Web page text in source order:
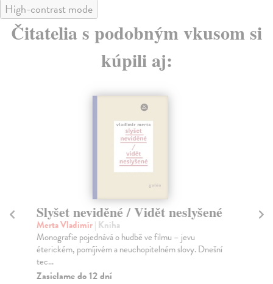
High-contrast mode
Čitatelia s podobným vkusom si
kúpili aj:
Slyšet neviděné / Vidět neslyšené
Merta Vladimír| Kniha
Monografie pojednává o hudbě ve filmu – jevu
éterickém, pomíjivém a neuchopitelném slovy. Dnešní
tec...
Zasielame do 12 dní